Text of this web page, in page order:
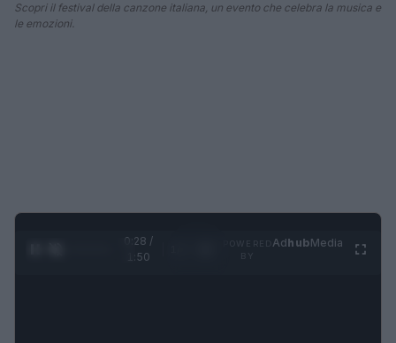
Scopri il festival della canzone italiana, un evento che celebra la musica e
le emozioni.
0:28 /
1:50
AdhubMedia